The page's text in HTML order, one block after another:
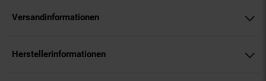
Versandinformationen
Herstellerinformationen